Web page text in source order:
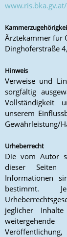
Ärztekammer für
Dinghoferstraße
Hinweis
Verweise und
sorgfältig
Vollständigkeit
unserem
Gewährleistung/
Urheberrecht
Die vom Autor
dieser Seiten
Informationen
bestimmt.
jeglicher